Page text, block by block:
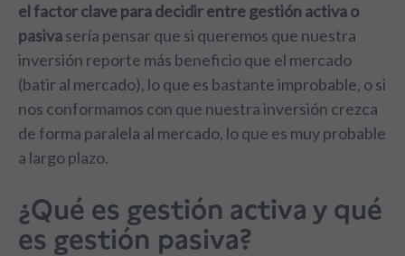
el factor clave para decidir entre gestión activa o
pasivasería pensar que si queremos que nuestra
inversión reporte más beneficio que el mercado
(batir al mercado), lo que es bastante improbable, o si
nos conformamos con que nuestra inversión crezca
de forma paralela al mercado, lo que es muy probable
a largo plazo.
¿Qué es gestión activa y qué
es gestión pasiva?